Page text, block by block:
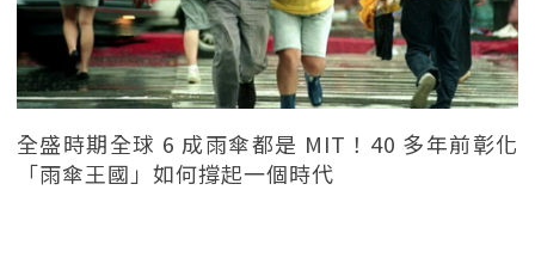
全盛時期全球 6 成雨傘都是 MIT！40 多年前彰化
「雨傘王國」如何撐起一個時代